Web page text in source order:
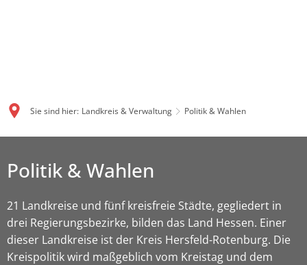
Sie sind hier: Landkreis & Verwaltung Politik & Wahlen
Politik & Wahlen
21 Landkreise und fünf kreisfreie Städte, gegliedert in
drei Regierungsbezirke, bilden das Land Hessen. Einer
dieser Landkreise ist der Kreis Hersfeld-Rotenburg. Die
Kreispolitik wird maßgeblich vom Kreistag und dem